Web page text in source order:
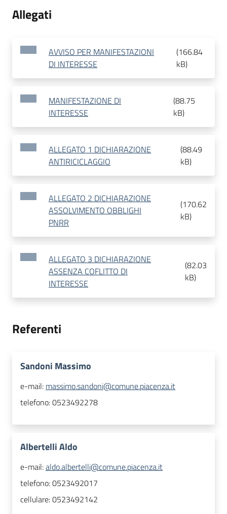
Allegati
AVVISO PER MANIFESTAZIONI
DI INTERESSE
(166.84
kB)
MANIFESTAZIONE DI
INTERESSE
(88.75
kB)
ALLEGATO 1 DICHIARAZIONE
ANTIRICICLAGGIO
(88.49
kB)
ALLEGATO 2 DICHIARAZIONE
ASSOLVIMENTO OBBLIGHI
PNRR
(170.62
kB)
ALLEGATO 3 DICHIARAZIONE
ASSENZA COFLITTO DI
INTERESSE
(82.03
kB)
Referenti
Sandoni Massimo
e-mail: massimo.sandoni@comune.piacenza.it
telefono:0523492278
Albertelli Aldo
e-mail:aldo.albertelli@comune.piacenza.it
telefono:0523492017
cellulare:0523492142